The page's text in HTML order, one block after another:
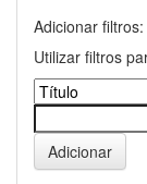
Adicionar filtros:
Utilizar filtros